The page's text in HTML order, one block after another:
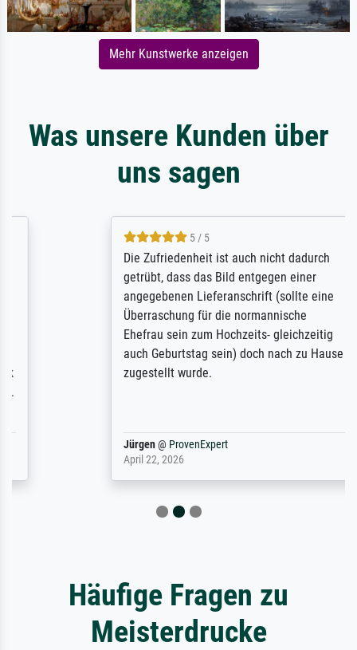
Mehr Kunstwerke anzeigen
Was unsere Kunden über
uns sagen
5 / 5
Die Zufriedenheit ist auch nicht dadurch
getrübt, dass das Bild entgegen einer
angegebenen Lieferanschrift (sollte eine
Überraschung für die normannische
Ehefrau sein zum Hochzeits- gleichzeitig
auch Geburtstag sein) doch nach zu Hause
zugestellt wurde.
ProvenExpert
April 22, 2026
Häufige Fragen zu
Meisterdrucke